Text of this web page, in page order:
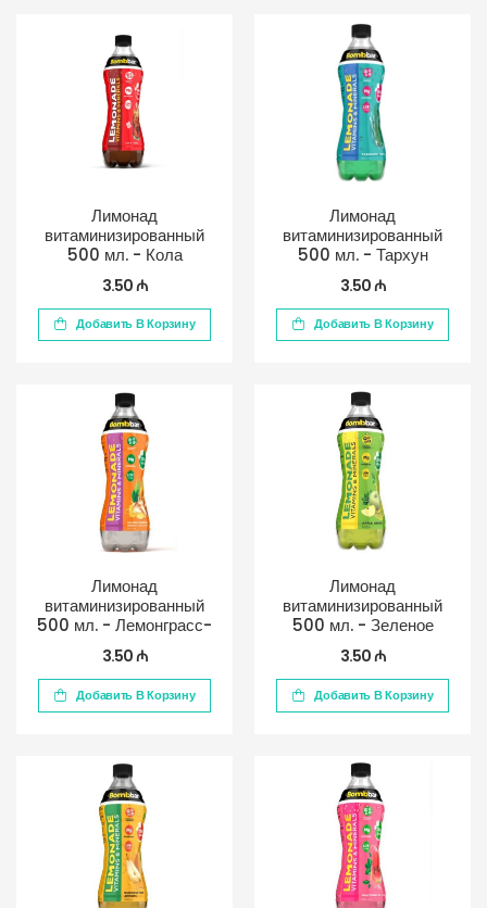
Лимонад
витаминизированный
500 мл. - Кола
3.50 ₼
Добавить В Корзину
Лимонад
витаминизированный
500 мл. - Тархун
3.50 ₼
Добавить В Корзину
Лимонад
витаминизированный
500 мл. - Лемонграсс-
Имбирь
3.50 ₼
Добавить В Корзину
Лимонад
витаминизированный
500 мл. - Зеленое
яблоко
3.50 ₼
Добавить В Корзину